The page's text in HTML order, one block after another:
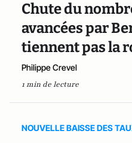
Chute du
avancées par
tiennent pas la
Philippe Crevel
1 min de lecture
NOUVELLE BAISSE DES